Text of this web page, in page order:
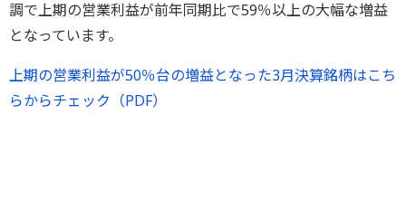
調で上期の営業利益が前年同期比で59％以上の大幅な増益
となっています。
上期の営業利益が50％台の増益となった3月決算銘柄はこち
らからチェック（PDF）